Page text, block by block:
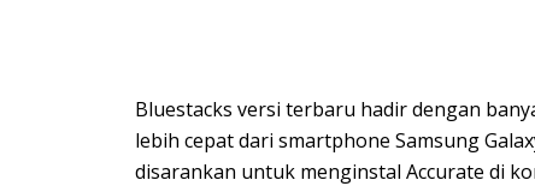
Bluestacks versi terbaru hadir dengan
lebih cepat dari smartphone Samsung
disarankan untuk menginstal Accurate di